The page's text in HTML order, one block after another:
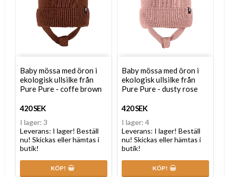
Baby mössa med öron i
ekologisk ullsilke från
Pure Pure - coffe brown
420 SEK
I lager: 3
Leverans: I lager! Beställ
nu! Skickas eller hämtas i
butik!
KÖP!
Baby mössa med öron i
ekologisk ullsilke från
Pure Pure - dusty rose
420 SEK
I lager: 4
Leverans: I lager! Beställ
nu! Skickas eller hämtas i
butik!
KÖP!